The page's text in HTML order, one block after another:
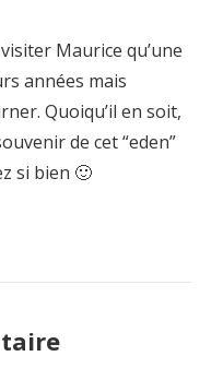
Maurice qu’une
années mais
Quoiqu’il en soit,
de cet “eden”
si bien 🙂